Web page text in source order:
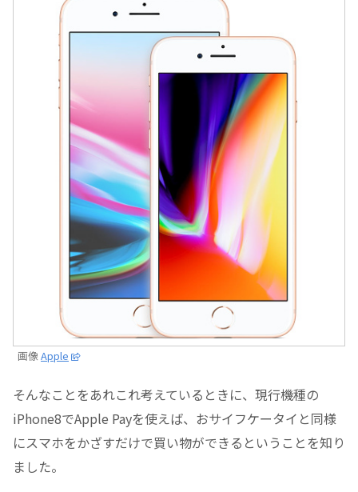
画像Apple
そんなことをあれこれ考えているときに、現行機種の
iPhone8でApple Payを使えば、おサイフケータイと同様
にスマホをかざすだけで買い物ができるということを知り
ました。